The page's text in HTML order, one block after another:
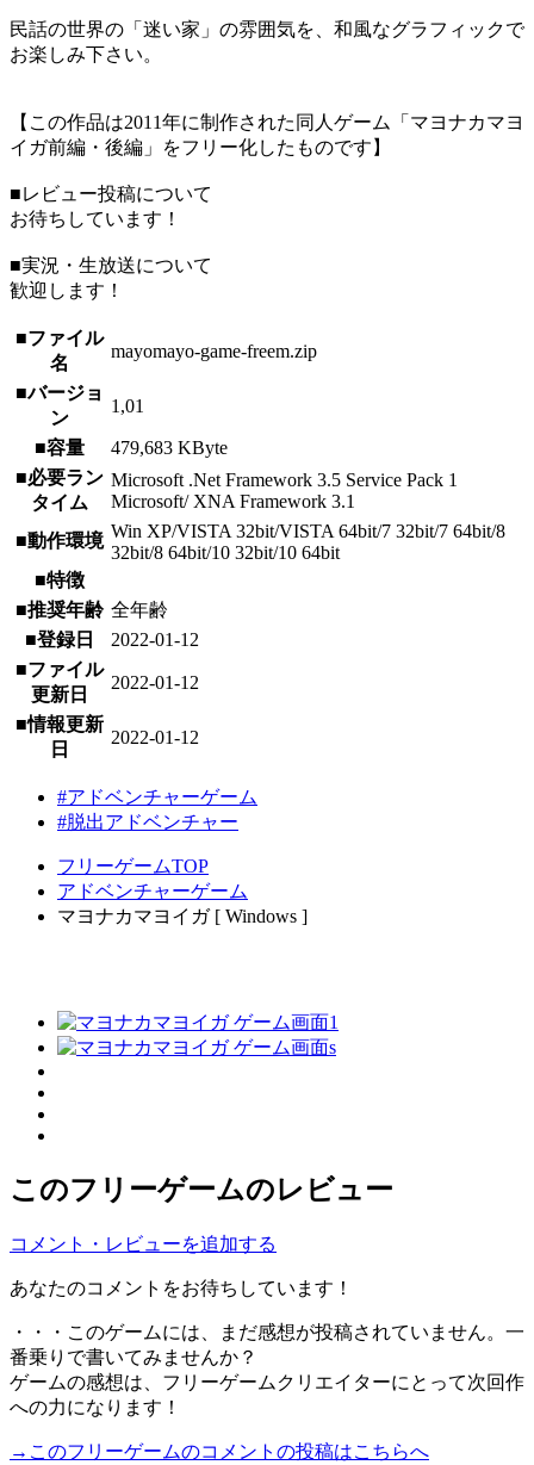
民話の世界の「迷い家」の雰囲気を、和風なグラフィックで
お楽しみ下さい。
【この作品は2011年に制作された同人ゲーム「マヨナカマヨ
イガ前編・後編」をフリー化したものです】
■レビュー投稿について
お待ちしています！
■実況・生放送について
歓迎します！
■ファイル
名
mayomayo-game-freem.zip
■バージョ
ン
1,01
■容量
479,683 KByte
■必要ラン
タイム
Microsoft .Net Framework 3.5 Service Pack 1
Microsoft/ XNA Framework 3.1
■動作環境 Win XP/VISTA 32bit/VISTA 64bit/7 32bit/7 64bit/8
32bit/8 64bit/10 32bit/10 64bit
■特徴
■推奨年齢 全年齢
■登録日
2022-01-12
■ファイル
更新日
2022-01-12
■情報更新
日
2022-01-12
#アドベンチャーゲーム
#脱出アドベンチャー
フリーゲームTOP
アドベンチャーゲーム
マヨナカマヨイガ [ Windows ]
このフリーゲームのレビュー
コメント・レビューを追加する
あなたのコメントをお待ちしています！
・・・このゲームには、まだ感想が投稿されていません。一
番乗りで書いてみませんか？
ゲームの感想は、フリーゲームクリエイターにとって次回作
への力になります！
→このフリーゲームのコメントの投稿はこちらへ